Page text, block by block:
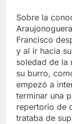
Sobre la
Francisco
y al ir hacia
soledad de la
su burro,
empezó a
terminar una
repertorio de
trataba de